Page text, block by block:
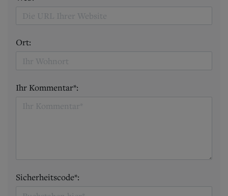
Ort:
Ihr Kommentar*:
Sicherheitscode*: